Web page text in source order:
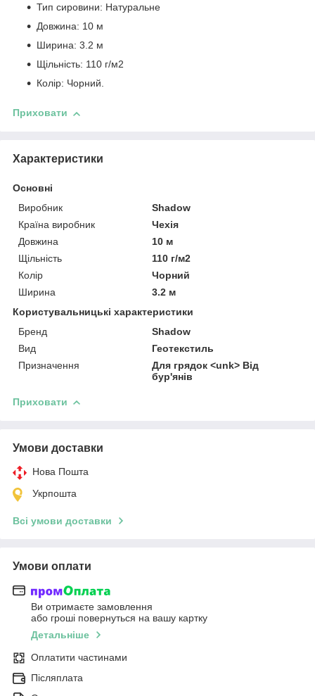
Тип сировини: Натуральне
Довжина: 10 м
Ширина: 3.2 м
Щільність: 110 г/м2
Колір: Чорний.
Приховати
Характеристики
Основні
Виробник
Shadow
Країна виробник
Чехія
Довжина
10 м
Щільність
110 г/м2
Колір
Чорний
Ширина
3.2 м
Користувальницькі характеристики
Бренд
Shadow
Вид
Геотекстиль
Призначення
Для грядок <unk> Від
бур'янів
Приховати
Умови доставки
Нова Пошта
Укрпошта
Всі умови доставки
Умови оплати
Ви отримаєте замовлення
або гроші повернуться на вашу картку
Детальніше
Оплатити частинами
Післяплата